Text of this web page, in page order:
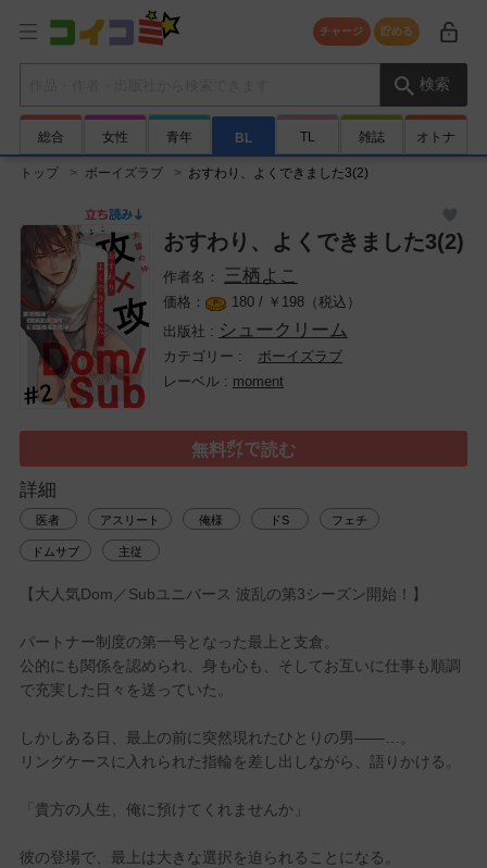
チャージ 貯める
検索
総合 女性 青年 BL TL 雑誌 オトナ
トップ ボーイズラブ おすわり、よくできました3(2)
おすわり、よくできました3(2)
三栖よこ
180 / ￥ 198（税込）
シュークリーム
ボーイズラブ
moment
無料㌽で読む
詳細
医者 アスリート 俺様 ドS フェチ
ドムサブ 主従
【大人気Dom／Subユニバース 波乱の第3シーズン開始！】
パートナー制度の第一号となった最上と支倉。
公的にも関係を認められ、身も心も、そしてお互いに仕事も順調
で充実した日々を送っていた。
しかしある日、最上の前に突然現れたひとりの男――…。
リングケースに入れられた指輪を差し出しながら、語りかける。
「貴方の人生、俺に預けてくれませんか」
彼の登場で、最上は大きな選択を迫られることになる。